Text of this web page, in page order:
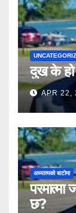
दुख के
APR 22,
अध्यात्मको बाटोमा
परमात्मा
छ?